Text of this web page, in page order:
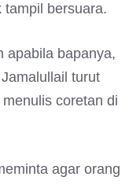
tampil bersuara.
apabila bapanya,
turut
coretan di
agar orang